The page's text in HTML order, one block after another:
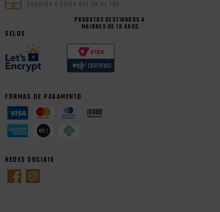
Segunda a Sexta das 9h às 18h
PRODUTOS DESTINADOS A
MAIORES DE 18 ANOS
SELOS
FORMAS DE PAGAMENTO
REDES SOCIAIS